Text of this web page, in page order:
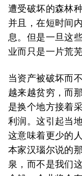
遭受破坏的森林
并且，在短时间
息。但是一旦这
业而只是一片荒芜
当资产被破坏而
越来越贫穷，而
是换个地方接着
利润。这引起当
这意味着更少的
本家汉瑙尔说的
泉，而不是我们